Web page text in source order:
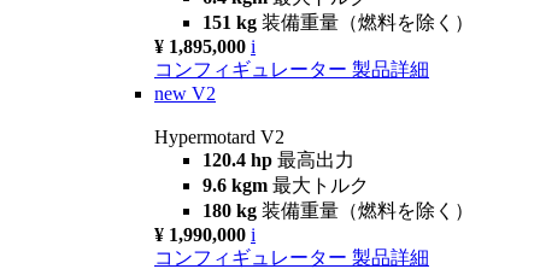
151 kg 装備重量（燃料を除く）
¥ 1,895,000 i
コンフィギュレーター 製品詳細
new V2
Hypermotard V2
120.4 hp 最高出力
9.6 kgm 最大トルク
180 kg 装備重量（燃料を除く）
¥ 1,990,000 i
コンフィギュレーター 製品詳細